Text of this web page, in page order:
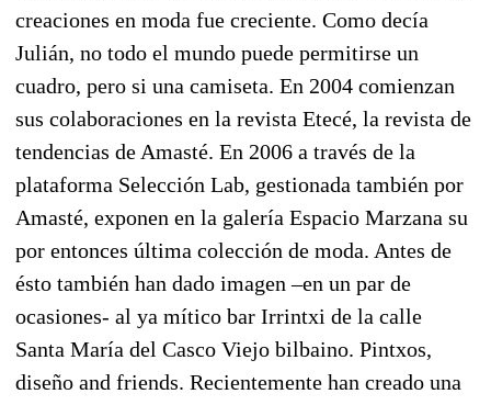
creaciones en moda fue creciente. Como decía
Julián, no todo el mundo puede permitirse un
cuadro, pero si una camiseta. En 2004 comienzan
sus colaboraciones en la revista Etecé, la revista de
tendencias de Amasté. En 2006 a través de la
plataforma Selección Lab, gestionada también por
Amasté, exponen en la galería Espacio Marzana su
por entonces última colección de moda. Antes de
ésto también han dado imagen –en un par de
ocasiones- al ya mítico bar Irrintxi de la calle
Santa María del Casco Viejo bilbaino. Pintxos,
diseño and friends. Recientemente han creado una